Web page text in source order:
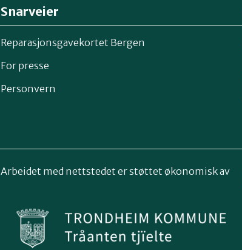
Snarveier
Reparasjonsgavekortet Bergen
For presse
Personvern
Arbeidet med nettstedet er støttet økonomisk av